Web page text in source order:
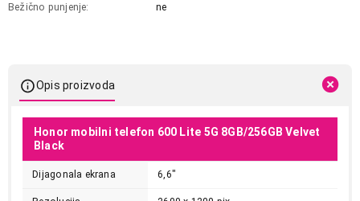
Bežično punjenje
ne
Opis proizvoda
Honor mobilni telefon 600 Lite 5G 8GB/256GB Velvet
Black
Dijagonala ekrana 6,6"